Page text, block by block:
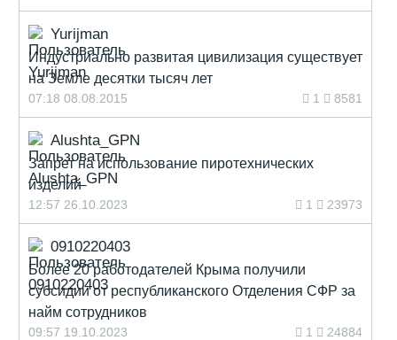
Yurijman
Индустриально развитая цивилизация существует
на Земле десятки тысяч лет
07:18 08.08.2015 1 8581
Alushta_GPN
Запрет на использование пиротехнических
изделий
12:57 26.10.2023 1 23973
0910220403
Более 20 работодателей Крыма получили
субсидии от республиканского Отделения СФР за
найм сотрудников
09:57 19.10.2023 1 24884